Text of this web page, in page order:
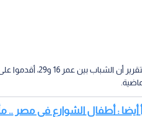
أيضا : أطفال الشوارع في مصر